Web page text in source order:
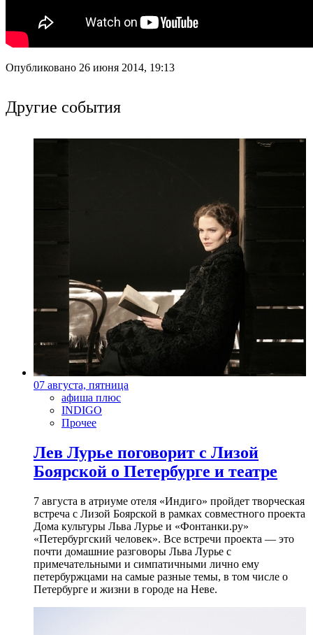
Опубликовано 26 июня 2014, 19:13
Другие события
07 августа, пятница
афиша плюс
INDIGO
Прочее
Лев Лурье поговорит с Лизой
Боярской о Петербурге и театре
7 августа в атриуме отеля «Индиго» пройдет творческая
встреча с Лизой Боярской в рамках совместного проекта
Дома культуры Льва Лурье и «Фонтанки.ру»
«Петербургский человек». Все встречи проекта — это
почти домашние разговоры Льва Лурье с
примечательными и симпатичными лично ему
петербуржцами на самые разные темы, в том числе о
Петербурге и жизни в городе на Неве.